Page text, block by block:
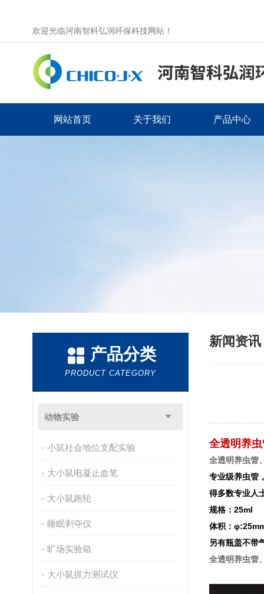
欢迎光临河南智科弘润环保科技网站！
网站首页 关于我们 产品中心
产品分类
PRODUCT CATEGORY
动物实验
小鼠社会地位支配实验
大小鼠电凝止血笔
大小鼠跑轮
睡眠剥夺仪
旷场实验箱
大小鼠抓力测试仪
新闻资讯
全透明养
全透明养虫管
专业级养虫管
得多数专业人
规格：25ml
体积：
另有瓶盖不带
全透明养虫管